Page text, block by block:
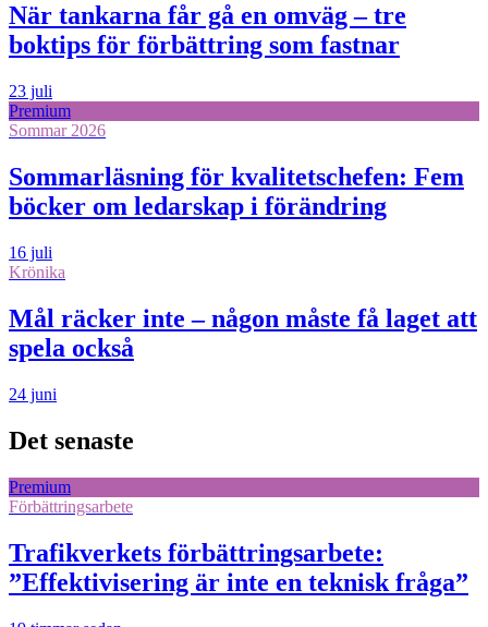
När tankarna får gå en omväg – tre
boktips för förbättring som fastnar
23 juli
Premium
Sommar 2026
Sommarläsning för kvalitetschefen: Fem
böcker om ledarskap i förändring
16 juli
Krönika
Mål räcker inte – någon måste få laget att
spela också
24 juni
Det senaste
Premium
Förbättringsarbete
Trafikverkets förbättringsarbete:
”Effektivisering är inte en teknisk fråga”